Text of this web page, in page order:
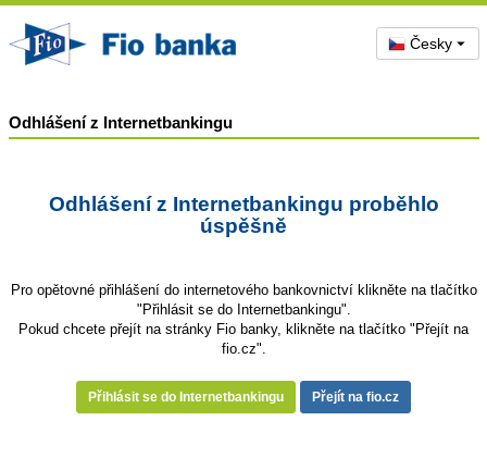
Česky
Odhlášení z Internetbankingu
Odhlášení z Internetbankingu proběhlo
úspěšně
Pro opětovné přihlášení do internetového bankovnictví klikněte na tlačítko
"Přihlásit se do Internetbankingu".
Pokud chcete přejít na stránky Fio banky, klikněte na tlačítko "Přejít na
fio.cz".
Přihlásit se do Internetbankingu Přejít na fio.cz